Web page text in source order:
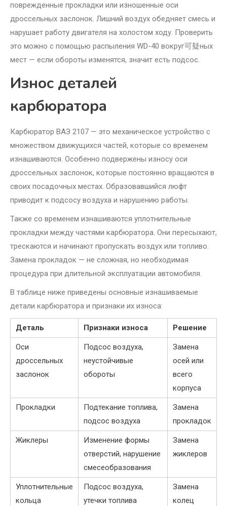
поврежденные прокладки или изношенные оси
дроссельных заслонок. Лишний воздух обедняет смесь и
нарушает работу двигателя на холостом ходу. Проверить
это можно с помощью распыления WD-40 вокруг可疑ных
мест — если обороты изменятся, значит есть подсос.
Износ деталей
карбюратора
Карбюратор ВАЗ 2107 — это механическое устройство с
множеством движущихся частей, которые со временем
изнашиваются. Особенно подвержены износу оси
дроссельных заслонок, которые постоянно вращаются в
своих посадочных местах. Образовавшийся люфт
приводит к подсосу воздуха и нарушению работы.
Также со временем изнашиваются уплотнительные
прокладки между частями карбюратора. Они пересыхают,
трескаются и начинают пропускать воздух или топливо.
Замена прокладок — не сложная, но необходимая
процедура при длительной эксплуатации автомобиля.
В таблице ниже приведены основные изнашиваемые
детали карбюратора и признаки их износа:
Деталь Признаки износа Решение
Оси
дроссельных
заслонок
Подсос воздуха,
неустойчивые
обороты
Замена
осей или
всего
корпуса
Прокладки
Подтекание топлива,
подсос воздуха
Замена
прокладок
Жиклеры
Изменение формы
отверстий, нарушение
смесеобразования
Замена
жиклеров
Уплотнительные
кольца
Подсос воздуха,
утечки топлива
Замена
колец